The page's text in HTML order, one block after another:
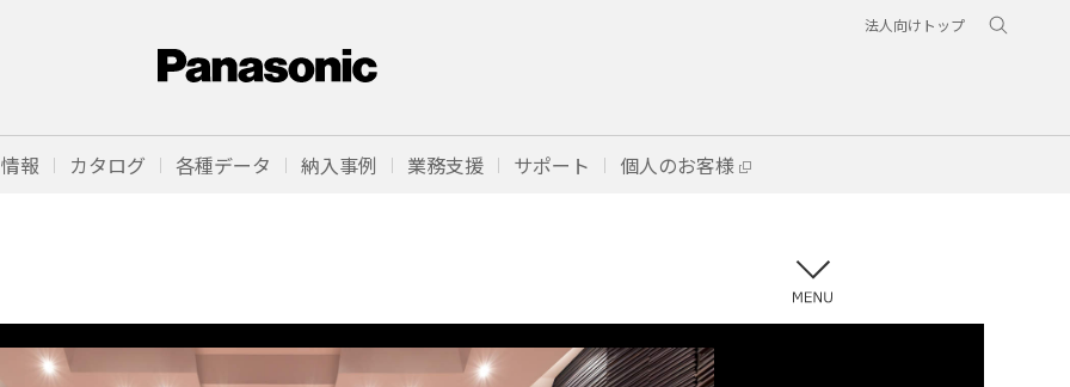
法人向けトップ
報 カタログ 各種データ 納入事例 業務支援 サポート 個人のお客様